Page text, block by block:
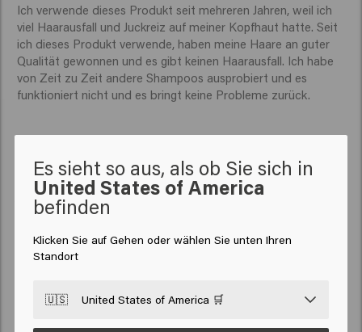
Ich verwende dieses Produkt seit mehreren Jahren, weil ich
viel Haarausfall und Juckreiz auf meiner Kopfhaut hatte. Seit
ich dieses Produkt verwende, haben meine Haare an guter
Qualität gewonnen und es gibt keinen Haarausfall. Ich habe
von Zeit zu Zeit andere Shampoos ausprobiert und es
funktioniert nicht und es bringt keine Probleme zurück.
Verified Customer
Isabel
Es sieht so aus, als ob Sie sich in
United States of America
befinden
Klicken Sie auf Gehen oder wählen Sie unten Ihren
Standort
🇺🇸 United States of America 🛒